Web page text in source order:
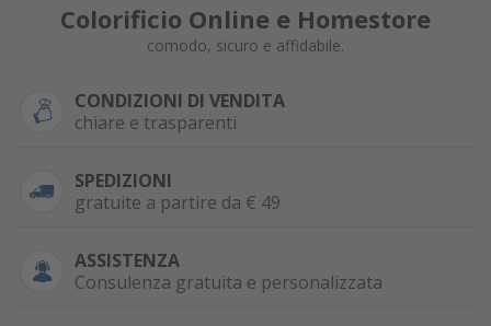
Colorificio Online e Homestore
comodo, sicuro e affidabile.
CONDIZIONI DI VENDITA
chiare e trasparenti
SPEDIZIONI
gratuite a partire da € 49
ASSISTENZA
Consulenza gratuita e personalizzata